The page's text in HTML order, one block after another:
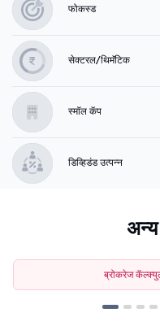
फोकस्ड
सेक्टरल/थिमॅटिक
स्मॉल कॅप
डिव्हिडंड उत्पन्न
ब्रोकरेज